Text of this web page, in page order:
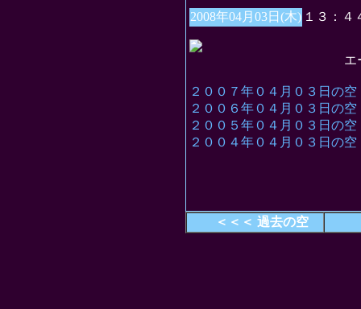
2008年04月03日(木) １３：４
エース対カ
２００７年０４月０３日の空
２００６年０４月０３日の空
２００５年０４月０３日の空
２００４年０４月０３日の空
＜＜＜ 過去の空